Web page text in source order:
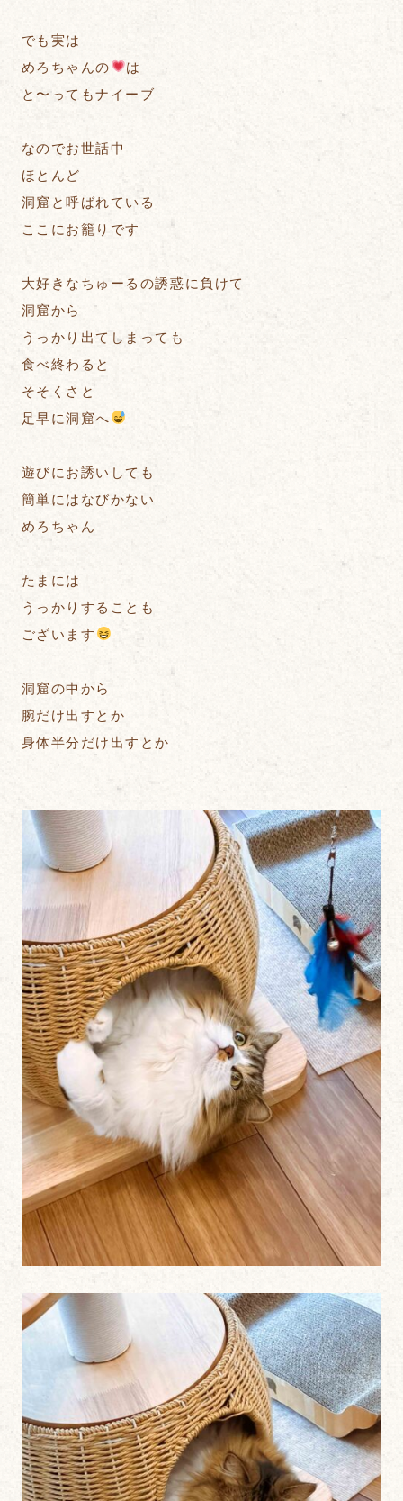
でも実は
めろちゃんの
は
と〜ってもナイーブ
なのでお世話中
ほとんど
洞窟と呼ばれている
ここにお籠りです
大好きなちゅーるの誘惑に負けて
洞窟から
うっかり出てしまっても
食べ終わると
そそくさと
足早に洞窟へ
遊びにお誘いしても
簡単にはなびかない
めろちゃん
たまには
うっかりすることも
ございます
洞窟の中から
腕だけ出すとか
身体半分だけ出すとか